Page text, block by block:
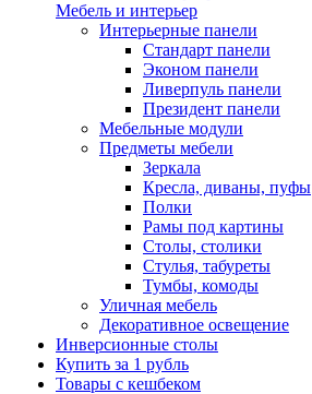
Мебель и интерьер
Интерьерные панели
Стандарт панели
Эконом панели
Ливерпуль панели
Президент панели
Мебельные модули
Предметы мебели
Зеркала
Кресла, диваны, пуфы
Полки
Рамы под картины
Столы, столики
Стулья, табуреты
Тумбы, комоды
Уличная мебель
Декоративное освещение
Инверсионные столы
Купить за 1 рубль
Товары с кешбеком